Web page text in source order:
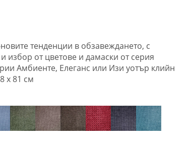
тенденции в обзавеждането, с
избор от цветове и дамаски от серия
Амбиенте, Елеганс или Изи уотър клийн
х 81 см